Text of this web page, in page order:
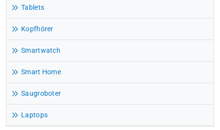
Tablets
Kopfhörer
Smartwatch
Smart Home
Saugroboter
Laptops